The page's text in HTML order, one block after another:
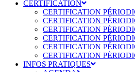
CERTIFICATION
CERTIFICATION
CERTIFICATION
CERTIFICATION
CERTIFICATION
CERTIFICATION
CERTIFICATION
INFOS PRATIQUES